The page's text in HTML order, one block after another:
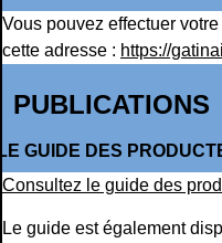
Vous pouvez effectuer
cette adresse : https://
PUBLICATIONS
GUIDE DES
Consultez le guide des
Le guide est également